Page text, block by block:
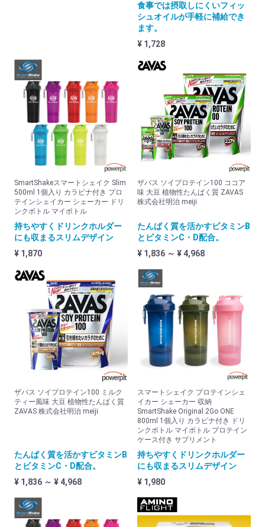
食事では摂取しにくいフィッ
シュオイルが手軽に補給でき
ます。
¥ 1,728
SmartShakeスマートシェイク Slim
500ml 1個入り カラビナ付き プロ
テインシェイカー シェーカー ドリ
ンクボトル マイボトル
持ちやすくドリンクホルダー
にも収まるスリムデザイン
¥ 1,870
ザバス ソイプロテイン100 ココア
味 大豆 植物性たんぱく質 ZAVAS
株式会社明治 meiji
たんぱく質を活かすビタミンB
とビタミンC・D配合。
¥ 1,836 ～ ¥ 4,968
ザバス ソイプロテイン100 ミルク
ティー風味 大豆 植物性たんぱく質
ZAVAS 株式会社明治 meiji
たんぱく質を活かすビタミンB
とビタミンC・D配合。
¥ 1,836 ～ ¥ 4,968
スマートシェイク プロテインシェ
イカー シェーカー 収納
SmartShake Original 2Go ONE
800ml 1個入り カラビナ付き ドリ
ンクボトル マイボトル プロテイン
ケース付き サプリメント
持ちやすくドリンクホルダー
にも収まるスリムデザイン
¥ 1,980
トレーニング
トレーニング器具
トレーニンググローブ
トレーニングベルト・ｽﾄﾗｯﾌﾟ
マシーン
エアロバイク
クロストレーナー
ダイヤコ (DYACO)
ジョンソン (JOHNSON)
ウエア
リカバリーウエア
サウナスーツ
その他
オリジナル
powerpitグッズ (SMD.)
サポーター
ザムスト
マクダビッド
リガード
丸光